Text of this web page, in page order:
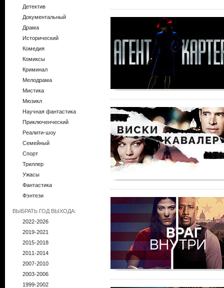
Детектив
Документальный
Драма
Исторический
Комедия
Комиксы
Криминал
Мелодрама
Мистика
Мюзикл
Научная фантастика
Приключенческий
Реалити-шоу
Семейный
Спорт
Триллер
Ужасы
Фантастика
Фэнтези
ВЫБРАТЬ ГОД ВЫХОДА:
2022-2026
2019-2021
2015-2018
2011-2014
2007-2010
2003-2006
1999-2002